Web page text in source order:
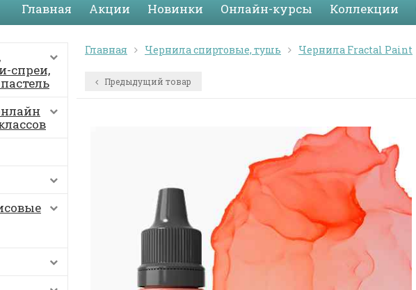
Главная Акции Новинки Онлайн-курсы Коллекции
спреи,
Главная Чернила спиртовые, тушь Чернила Fractal Paint
Предыдущий товар